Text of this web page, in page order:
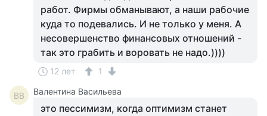
работ. Фирмы обманывают, а наши рабочие
куда то подевались. И не только у меня. А
несовершенство финансовых отношений -
так это грабить и воровать не надо.))))
12 лет 1
ВВ Валентина Васильева
это пессимизм, когда оптимизм станет